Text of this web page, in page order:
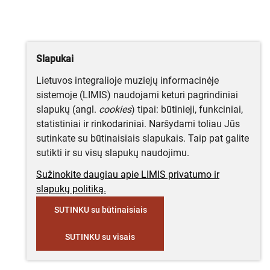
Slapukai
Lietuvos integralioje muziejų informacinėje
sistemoje (LIMIS) naudojami keturi pagrindiniai
slapukų (angl. cookies) tipai: būtinieji, funkciniai,
statistiniai ir rinkodariniai. Naršydami toliau Jūs
sutinkate su būtinaisiais slapukais. Taip pat galite
sutikti ir su visų slapukų naudojimu.
Sužinokite daugiau apie LIMIS privatumo ir
slapukų politiką.
SUTINKU su būtinaisiais
SUTINKU su visais